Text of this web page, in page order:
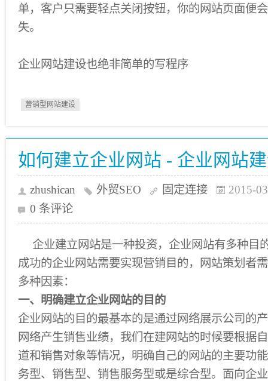
单，客户只需要轻点关闭按钮，你的网站页面便
失。
企业网站建设也绝非简单的写程序
营销型网站建设
如何建立企业网站 - 企业网站
zhushican 外贸SEO 固定连接
2015-
0 条评论
企业建立网站是一种投资，企业网站有多种目
成功的企业网站需要实现营销目的，网站策划者
多种因素：
一、明确建立企业网站的目的
企业网站的目的最基本的是通过网络展示公司的
网络产生销售业绩，我们在建网站的时候要根据
道和销售对象等情况，明确自己的网站的主要功
务型、销售型、销售服务型或是综合型。面向企